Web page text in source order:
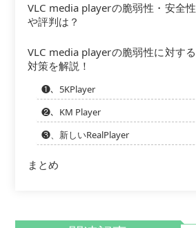
VLC media playerの脆弱性・安全性
や評判は？
VLC media playerの脆弱性に対する
対策を解説！
❶、5KPlayer
❷、KM Player
❸、新しいRealPlayer
まとめ